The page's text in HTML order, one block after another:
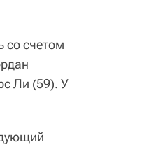
со счетом
Ли (59). У